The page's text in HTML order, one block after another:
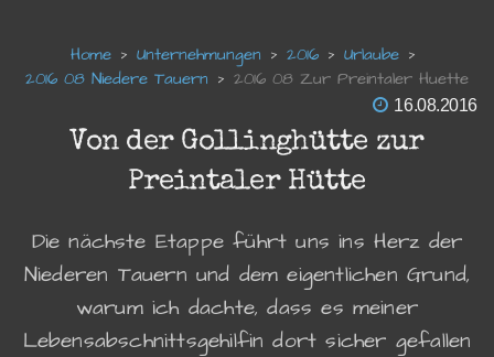
Unternehmungen 2016
Urlaube
2016 08 Niedere Tauern
2016 08 Zur Preintaler Huette
16.08.2016
Von der Gollinghütte zur
Preintaler Hütte
Die nächste Etappe führt uns ins Herz der
Niederen Tauern und dem eigentlichen Grund,
warum ich dachte, dass es meiner
Lebensabschnittsgehilfin dort sicher gefallen